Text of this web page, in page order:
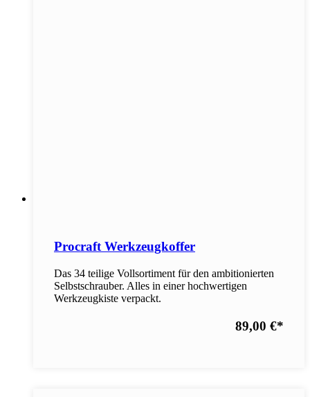
Procraft Werkzeugkoffer
Das 34 teilige Vollsortiment für den ambitionierten
Selbstschrauber. Alles in einer hochwertigen
Werkzeugkiste verpackt.
89,00 €*